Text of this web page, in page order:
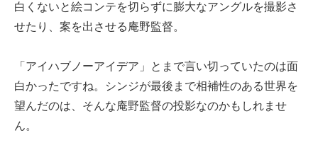
白くないと絵コンテを切らずに膨大なアングルを撮影さ
せたり、案を出させる庵野監督。
「アイハブノーアイデア」とまで言い切っていたのは面
白かったですね。シンジが最後まで相補性のある世界を
望んだのは、そんな庵野監督の投影なのかもしれませ
ん。